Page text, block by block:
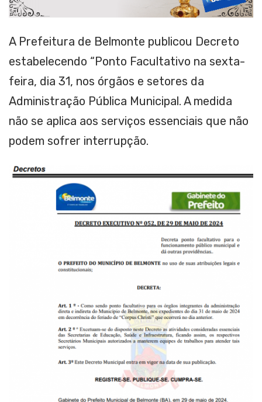
A Prefeitura de Belmonte publicou Decreto
estabelecendo “Ponto Facultativo na sexta-
feira, dia 31, nos órgãos e setores da
Administração Pública Municipal. A medida
não se aplica aos serviços essenciais que não
podem sofrer interrupção.